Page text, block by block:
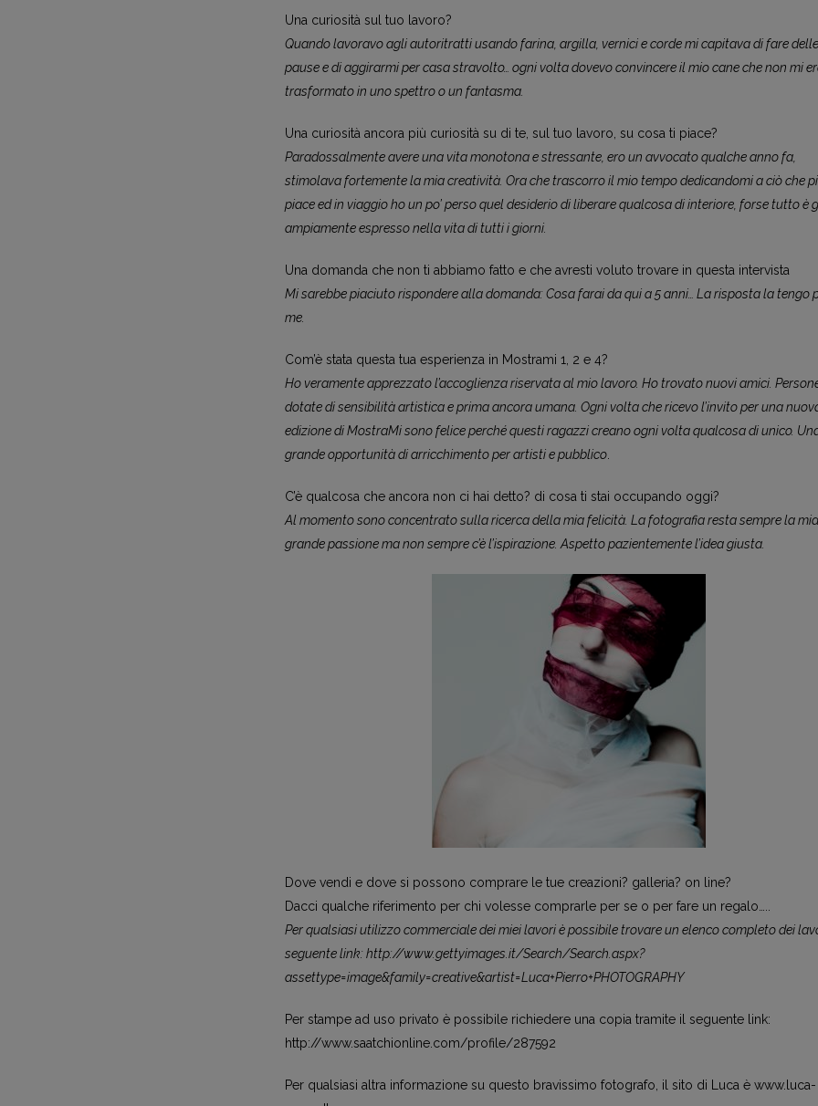
Una curiosità sul tuo lavoro?
Quando lavoravo agli autoritratti usando farina, argilla, vernici e corde mi capitava di fare delle
pause e di aggirarmi per casa stravolto… ogni volta dovevo convincere il mio cane che non mi
trasformato in uno spettro o un fantasma.
Una curiosità ancora più curiosità su di te, sul tuo lavoro, su cosa ti piace?
Paradossalmente avere una vita monotona e stressante, ero un avvocato qualche anno fa,
stimolava fortemente la mia creatività. Ora che trascorro il mio tempo dedicandomi a ciò che
piace ed in viaggio ho un po’ perso quel desiderio di liberare qualcosa di interiore, forse tutto è
ampiamente espresso nella vita di tutti i giorni.
Una domanda che non ti abbiamo fatto e che avresti voluto trovare in questa intervista
Mi sarebbe piaciuto rispondere alla domanda: Cosa farai da qui a 5 anni… La risposta la tengo
me.
Com’è stata questa tua esperienza in Mostrami 1, 2 e 4?
Ho veramente apprezzato l’accoglienza riservata al mio lavoro. Ho trovato nuovi amici.
dotate di sensibilità artistica e prima ancora umana. Ogni volta che ricevo l’invito per una
edizione di MostraMi sono felice perché questi ragazzi creano ogni volta qualcosa di unico.
grande opportunità di arricchimento per artisti e pubblico.
C’è qualcosa che ancora non ci hai detto? di cosa ti stai occupando oggi?
Al momento sono concentrato sulla ricerca della mia felicità. La fotografia resta sempre la mia
grande passione ma non sempre c’è l’ispirazione. Aspetto pazientemente l’idea giusta.
Dove vendi e dove si possono comprare le tue creazioni? galleria? on line?
Dacci qualche riferimento per chi volesse comprarle per se o per fare un regalo…..
Per qualsiasi utilizzo commerciale dei miei lavori è possibile trovare un elenco completo dei
seguente link: http://www.gettyimages.it/Search/Search.aspx?
assettype=image&family=creative&artist=Luca+Pierro+PHOTOGRAPHY
Per stampe ad uso privato è possibile richiedere una copia tramite il seguente link:
http://www.saatchionline.com/profile/287592
Per qualsiasi altra informazione su questo bravissimo fotografo, il sito di Luca è www.luca-